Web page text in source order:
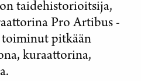
taidehistorioitsija,
Pro Artibus -
toiminut pitkään
kuraattorina,